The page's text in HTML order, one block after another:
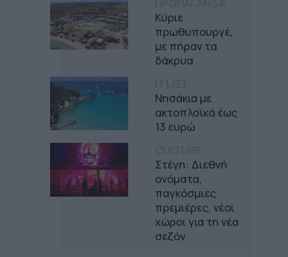
Κύριε
πρωθυπουργέ,
με πήραν τα
δάκρυα
Νησάκια με
ακτοπλοϊκά έως
13 ευρώ
Στέγη: Διεθνή
ονόματα,
παγκόσμιες
πρεμιέρες, νέοι
χώροι για τη νέα
σεζόν